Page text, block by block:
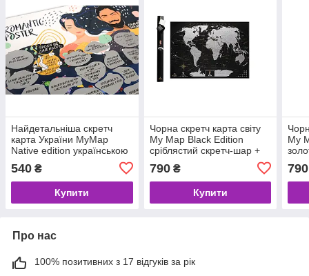
Найдетальніша скретч
карта України MyMap
Native edition українською
540 ₴
Купити
Чорна скретч карта світу
My Map Black Edition
сріблястий скретч-шар +
подарунок!
790₴
Купити
My
790
Про нас
100% позитивних з 17 відгуків за рік